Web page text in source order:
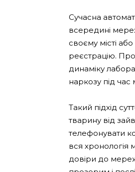
Сучасна
всередині
своєму місті
реєстрацію.
динаміку
наркозу під час
Такий підхід
тварину від
телефонувати
вся хронологія
довіри до